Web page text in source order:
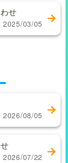
せ
2025/03/05
2026/08/05
2026/07/22